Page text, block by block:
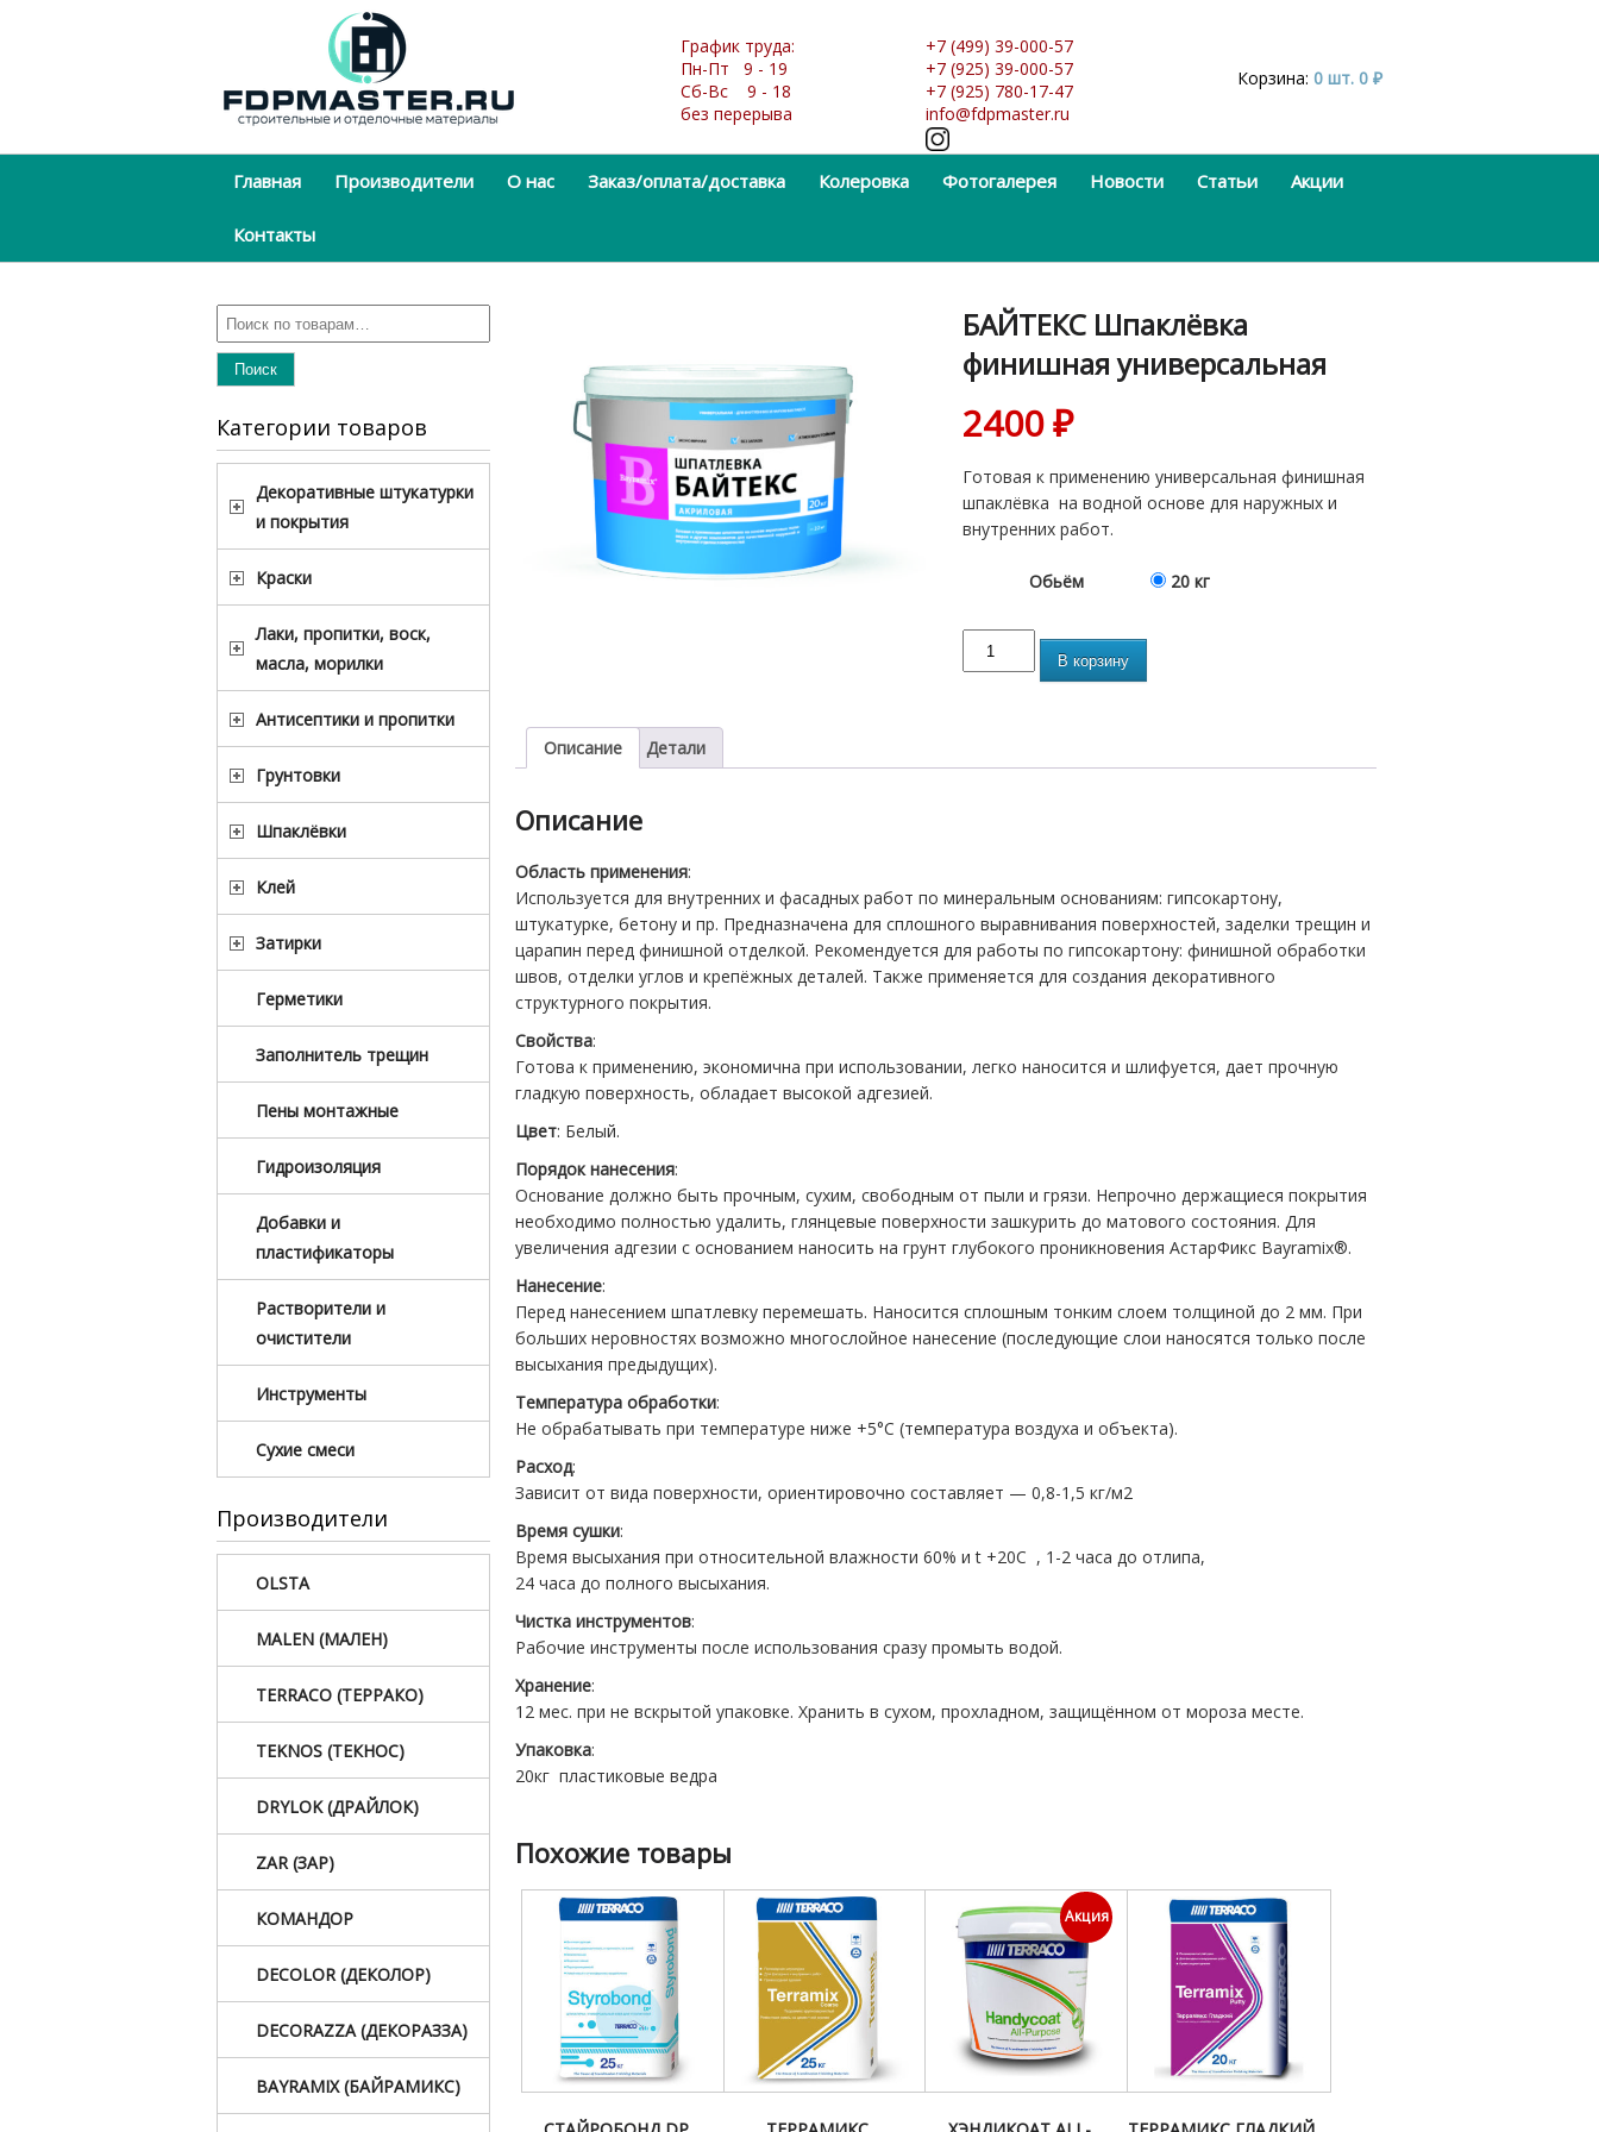
График труда:
Пн-Пт 9 - 19
Сб-Вс 9 - 18
без перерыва
+7 (499) 39-000-57
+7 (925) 39-000-57
+7 (925) 780-17-47
info@fdpmaster.ru
Корзина: 0 шт. 0 ₽
Главная Производители О нас Заказ/оплата/доставка Колеровка Фотогалерея Новости Статьи Акции
Контакты
БАЙТЕКС Шпаклёвка
финишная универсальная
2400₽
Готовая к применению универсальная финишная
шпаклёвка на водной основе для наружных и
внутренних работ.
Обьём 20 кг
В корзину
Описание Детали
Описание
Область применения:
Используется для внутренних и фасадных работ по минеральным основаниям: гипсокартону,
штукатурке, бетону и пр. Предназначена для сплошного выравнивания поверхностей, заделки трещин и
царапин перед финишной отделкой. Рекомендуется для работы по гипсокартону: финишной обработки
швов, отделки углов и крепёжных деталей. Также применяется для создания декоративного
структурного покрытия.
Свойства:
Готова к применению, экономична при использовании, легко наносится и шлифуется, дает прочную
гладкую поверхность, обладает высокой адгезией.
Цвет: Белый.
Порядок нанесения:
Основание должно быть прочным, сухим, свободным от пыли и грязи. Непрочно держащиеся покрытия
необходимо полностью удалить, глянцевые поверхности зашкурить до матового состояния. Для
увеличения адгезии с основанием наносить на грунт глубокого проникновения АстарФикс Bayramix®.
Нанесение:
Перед нанесением шпатлевку перемешать. Наносится сплошным тонким слоем толщиной до 2 мм. При
больших неровностях возможно многослойное нанесение (последующие слои наносятся только после
высыхания предыдущих).
Температура обработки:
Не обрабатывать при температуре ниже +5°С (температура воздуха и объекта).
Расход:
Зависит от вида поверхности, ориентировочно составляет — 0,8-1,5 кг/м2
Время сушки:
Время высыхания при относительной влажности 60% и t +20С , 1-2 часа до отлипа,
24 часа до полного высыхания.
Чистка инструментов:
Рабочие инструменты после использования сразу промыть водой.
Хранение:
12 мес. при не вскрытой упаковке. Хранить в сухом, прохладном, защищённом от мороза месте.
Упаковка:
20кг пластиковые ведра
Похожие товары
Акция
Поиск
Категории товаров
Декоративные штукатурки
и покрытия
Краски
Лаки, пропитки, воск,
масла, морилки
Антисептики и пропитки
Грунтовки
Шпаклёвки
Клей
Затирки
Герметики
Заполнитель трещин
Пены монтажные
Гидроизоляция
Добавки и
пластификаторы
Растворители и
очистители
Инструменты
Сухие смеси
Производители
OLSTA
MALEN (МАЛЕН)
TERRACO (ТЕРРАКО)
TEKNOS (ТЕКНОС)
DRYLOK (ДРАЙЛОК)
ZAR (ЗАР)
КОМАНДОР
DECOLOR (ДЕКОЛОР)
DECORAZZA (ДЕКОРАЗЗА)
BAYRAMIX (БАЙРАМИКС)